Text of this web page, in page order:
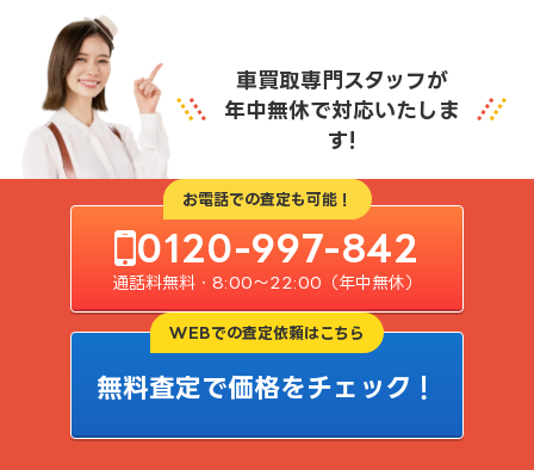
車買取専門スタッフが
年中無休で対応いたしま
す!
お電話での査定も可能！
0120-997-842
通話料無料・8:00〜22:00（年中無休）
WEBでの査定依頼はこちら
無料査定で価格をチェック！